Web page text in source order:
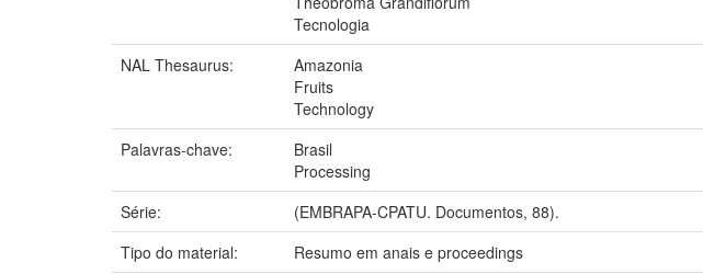
Tecnologia
NAL Thesaurus:
Amazonia
Fruits
Technology
Palavras-chave:
Brasil
Processing
Série:
(EMBRAPA-CPATU. Documentos, 88).
Tipo do material:
Resumo em anais e proceedings